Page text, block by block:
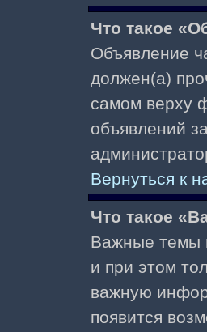
Что такое
Объявление
должен(а)
самом верху
объявлений
Вернуться к
Что такое
Важные темы
и при этом
важную
появится